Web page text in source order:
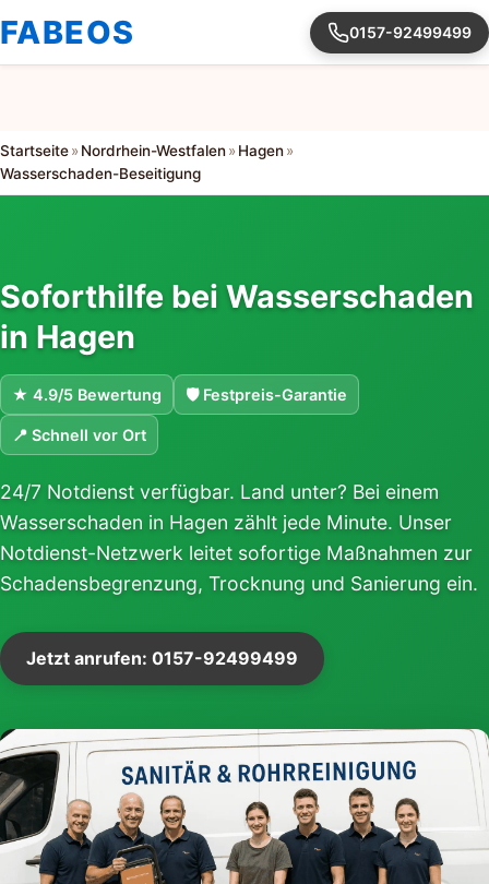
FABEOS 0157-92499499
Startseite» Nordrhein-Westfalen» Hagen»
Wasserschaden-Beseitigung
Soforthilfe bei Wasserschaden
in Hagen
★ 4.9/5 Bewertung 🛡 Festpreis-Garantie
📍 Schnell vor Ort
24/7 Notdienst verfügbar. Land unter? Bei einem
Wasserschaden in Hagen zählt jede Minute. Unser
Notdienst-Netzwerk leitet sofortige Maßnahmen zur
Schadensbegrenzung, Trocknung und Sanierung ein.
Jetzt anrufen: 0157-92499499